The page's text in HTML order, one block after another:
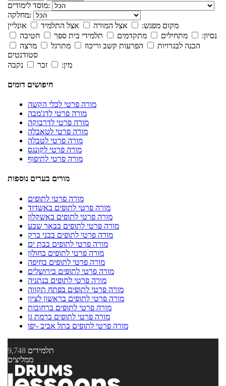
מוסד לימודים:
מחלקה:
מקום מפגש:
אצל המורה אצל התלמיד
אונליין
נסיון:
מתחילים מתקדמים תלמידי בית ספר
חטיבה
הכנה לבגרויות
הפרעות קשב וריכוז מתרגל
מרצה
סטודנטים
מין:
זכר נקבה
חיפושים דומים
מורה פרטי לכלי הקשה
מורה פרטי לדג'מבה
מורה פרטי לדרבוקה
מורה פרטי לטאבלה
מורה פרטי לטבלה
מורה פרטי לקונגס
מורה פרטי לתיפוף
מורים בערים נוספות
מורה פרטי לתופים
מורה פרטי לתופים באשדוד
מורה פרטי לתופים באשקלון
מורה פרטי לתופים בבאר שבע
מורה פרטי לתופים בבני ברק
מורה פרטי לתופים בבת ים
מורה פרטי לתופים בחולון
מורה פרטי לתופים בחיפה
מורה פרטי לתופים בירושלים
מורה פרטי לתופים בנתניה
מורה פרטי לתופים בפתח תקווה
מורה פרטי לתופים בראשון לציון
מורה פרטי לתופים ברחובות
מורה פרטי לתופים ברמת גן
מורה פרטי לתופים בתל אביב -יפו
9,748 תלמידים
ממליצים